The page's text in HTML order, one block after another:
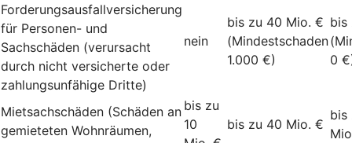
Forderungsausfallversicherung
für Personen- und
Sachschäden (verursacht
durch nicht versicherte oder
zahlungsunfähige Dritte)
nein
bis zu 40 Mio. €
(Mindestschaden
1.000 €)
bis
0
Mietsachschäden (Schäden an
gemieteten Wohnräumen,
bis zu
10
bis zu 40 Mio. €
bis